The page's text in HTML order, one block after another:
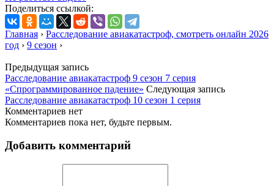
Поделиться ссылкой:
Главная › Расследование авиакатастроф, смотреть онлайн 2026
год › 9 сезон ›
Предыдущая запись
Расследование авиакатастроф 9 сезон 7 серия
«Спрограммированное падение» Следующая запись
Расследование авиакатастроф 10 сезон 1 серия
Комментариев нет
Комментариев пока нет, будьте первым.
Добавить комментарий